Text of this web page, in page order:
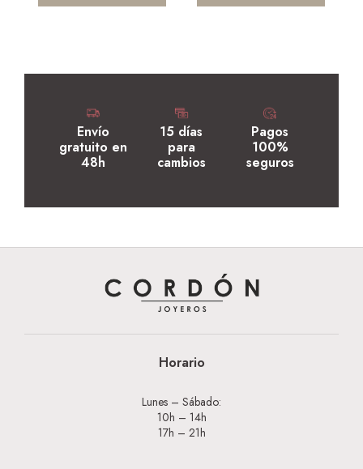
Envío
gratuito en
48h
15 días
para
cambios
Pagos
100%
seguros
Horario
Lunes – Sábado:
10h – 14h
17h – 21h